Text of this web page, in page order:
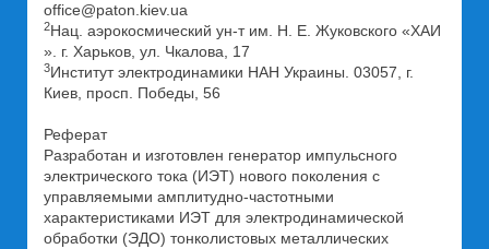
office@paton.kiev.ua
2Нац. аэрокосмический ун-т им. Н. Е. Жуковского «ХАИ
». г. Харьков, ул. Чкалова, 17
3Институт электродинамики НАН Украины. 03057, г.
Киев, просп. Победы, 56
Реферат
Разработан и изготовлен генератор импульсного
электрического тока (ИЭТ) нового поколения с
управляемыми амплитудно-частотными
характеристиками ИЭТ для электродинамической
обработки (ЭДО) тонколистовых металлических